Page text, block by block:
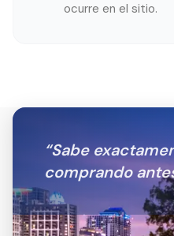
ocurre en el sitio.
“Sabe
comprando